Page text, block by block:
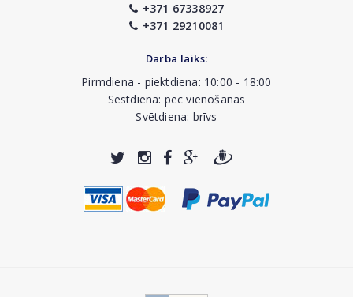
+371 67338927
+371 29210081
Darba laiks:
Pirmdiena - piektdiena: 10:00 - 18:00
Sestdiena: pēc vienošanās
Svētdiena: brīvs